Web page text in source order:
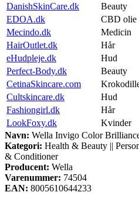
DanishSkinCare.dk
Beauty
EDOA.dk
CBD olie
Mecindo.dk
Medicin
HairOutlet.dk
Hår
eHudpleje.dk
Hud
Perfect-Body.dk
Beauty
CetinaSkincare.com
Cultskincare.dk
Hud
Fashiongirl.dk
Hår
LookFoxy.dk
Kvinder
Navn: Wella Invigo Color
Kategori: Health & Beauty ||
& Conditioner
Producent: Wella
Varenummer: 74504
EAN: 8005610644233